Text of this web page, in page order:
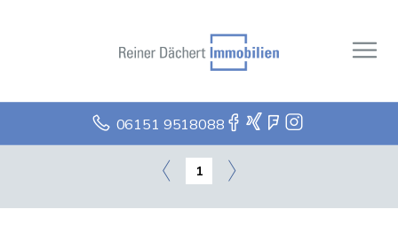
06151 9518088
1